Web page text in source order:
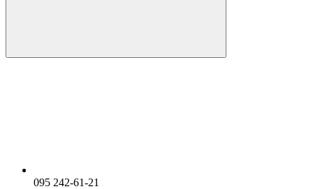
095 242-61-21